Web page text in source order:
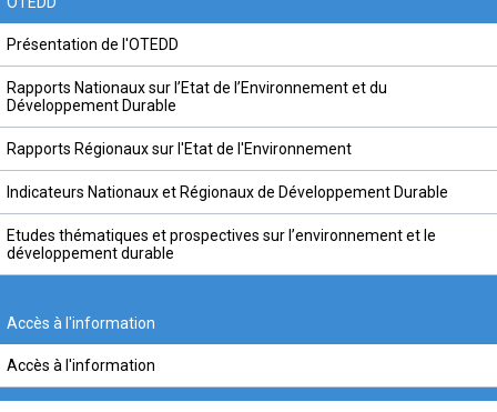
Présentation de l'OTEDD
Rapports Nationaux sur l’Etat de l’Environnement et du
Développement Durable
Rapports Régionaux sur l'Etat de l'Environnement
Indicateurs Nationaux et Régionaux de Développement Durable
Etudes thématiques et prospectives sur l’environnement et le
développement durable
Accès à l'information
Accès à l'information